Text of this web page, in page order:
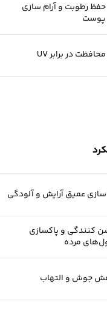
حفظ رطوبت و آرام‌ سازی
پوست
محافظت در برابر UV
عمیق آرایش و آلودگی
کنندگی و پاکسازی
مرده
جوش و التهاب